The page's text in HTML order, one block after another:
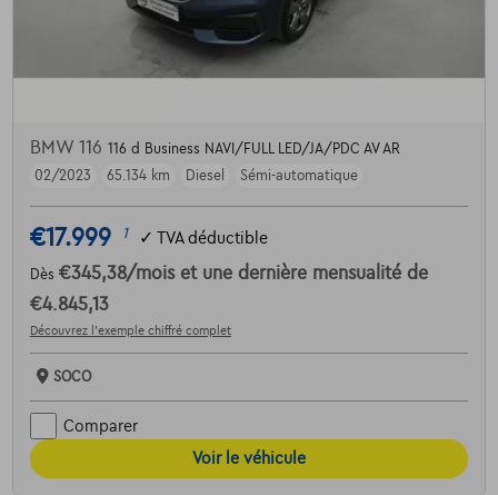
BMW 116 116 d Business NAVI/FULL LED/JA/PDC AV AR
02/2023
65.134 km Diesel Sémi-automatique
€17.999 1 ✓ TVA déductible
Dès €345,38/mois et une dernière mensualité de
€4.845,13
Découvrez l’exemple chiffré complet
SOCO
Comparer
Voir le véhicule